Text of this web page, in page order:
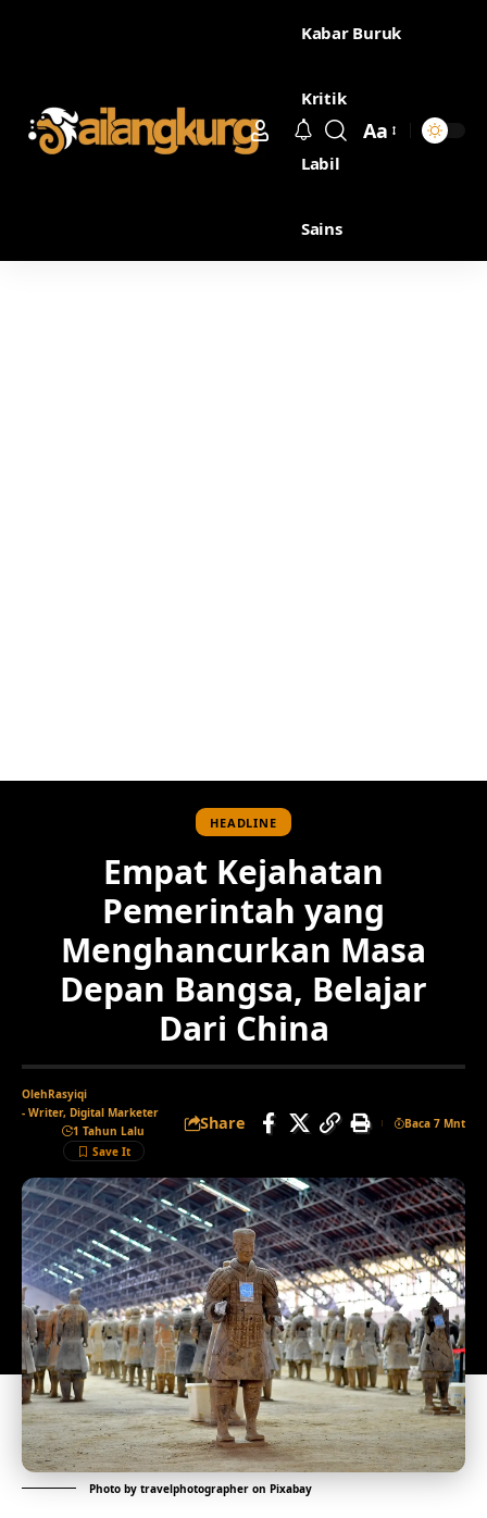
Kabar Buruk
Kritik
Labil
Sains
Aa
HEADLINE
Empat Kejahatan
Pemerintah yang
Menghancurkan Masa
Depan Bangsa, Belajar
Dari China
OlehRasyiqi
- Writer, Digital Marketer
1 Tahun Lalu
Share Baca 7 Mnt
Photo by travelphotographer on Pixabay